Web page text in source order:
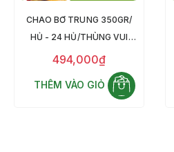
CHAO BƠ TRUNG 350GR/
HỦ - 24 HỦ/THÙNG VUI
LÒNG LIÊN HỆ HOTLINE
0938.355.977 ĐỂ CÓ GIÁ
TỐT NHẤT CHO SỈ, LẺ
494,000₫
THÊM VÀO GIỎ